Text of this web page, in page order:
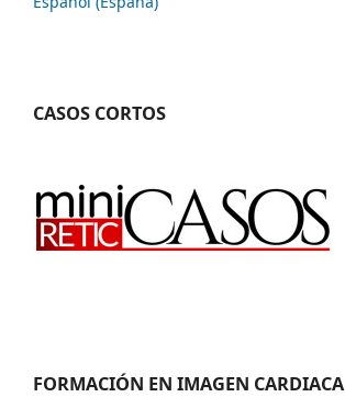
CASOS CORTOS
FORMACIÓN EN IMAGEN CARDIACA